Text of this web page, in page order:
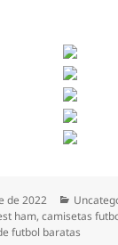
de 2022
ham,camisetas
futbol baratas